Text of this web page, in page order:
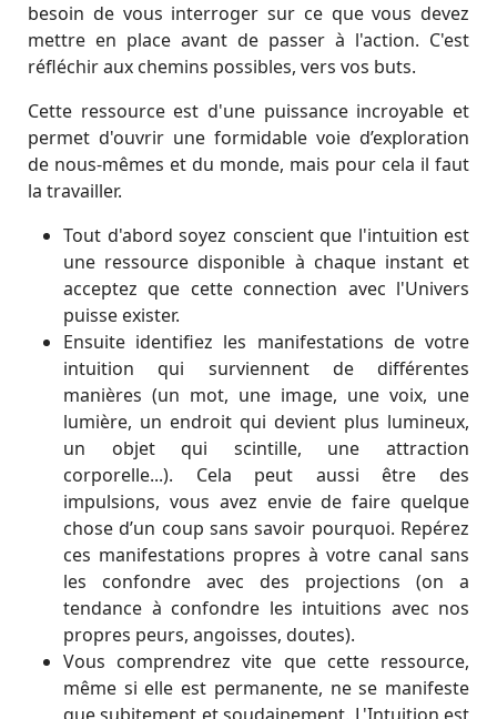
besoin de vous interroger sur ce que vous devez
mettre en place avant de passer à l'action. C'est
réfléchir aux chemins possibles, vers vos buts.
Cette ressource est d'une puissance incroyable et
permet d'ouvrir une formidable voie d’exploration
de nous-mêmes et du monde, mais pour cela il faut
la travailler.
Tout d'abord soyez conscient que l'intuition est
une ressource disponible à chaque instant et
acceptez que cette connection avec l'Univers
puisse exister.
Ensuite identifiez les manifestations de votre
intuition qui surviennent de différentes
manières (un mot, une image, une voix, une
lumière, un endroit qui devient plus lumineux,
un objet qui scintille, une attraction
corporelle...). Cela peut aussi être des
impulsions, vous avez envie de faire quelque
chose d’un coup sans savoir pourquoi. Repérez
ces manifestations propres à votre canal sans
les confondre avec des projections (on a
tendance à confondre les intuitions avec nos
propres peurs, angoisses, doutes).
Vous comprendrez vite que cette ressource,
même si elle est permanente, ne se manifeste